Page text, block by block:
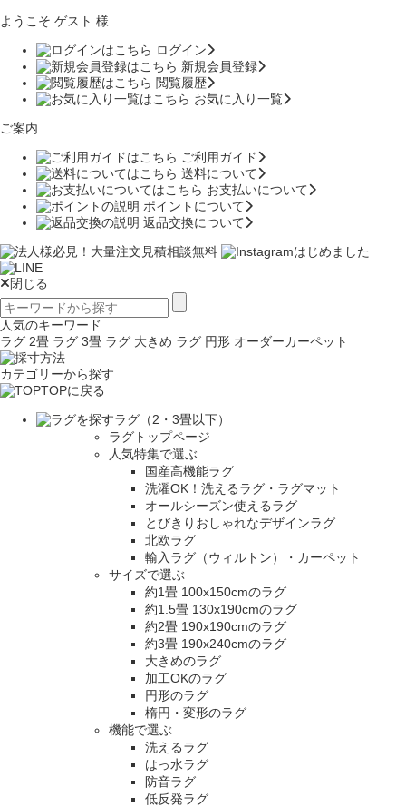
ようこそ ゲスト 様
ログイン
新規会員登録
閲覧履歴
お気に入り一覧
ご案内
ご利用ガイド
送料について
お支払いについて
ポイントについて
返品交換について
閉じる
人気のキーワード
ラグ 2畳 ラグ 3畳 ラグ 大きめ ラグ 円形 オーダーカーペット
カテゴリーから探す
TOPに戻る
ラグ（2・3畳以下）
ラグトップページ
人気特集で選ぶ
国産高機能ラグ
洗濯OK！洗えるラグ・ラグマット
オールシーズン使えるラグ
とびきりおしゃれなデザインラグ
北欧ラグ
輸入ラグ（ウィルトン）・カーペット
サイズで選ぶ
約1畳 100x150cmのラグ
約1.5畳 130x190cmのラグ
約2畳 190x190cmのラグ
約3畳 190x240cmのラグ
大きめのラグ
加工OKのラグ
円形のラグ
楕円・変形のラグ
機能で選ぶ
洗えるラグ
はっ水ラグ
防音ラグ
低反発ラグ